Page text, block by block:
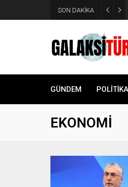
SON DAKİKA
GÜNDEM POLİTİKA
EKONOMİ